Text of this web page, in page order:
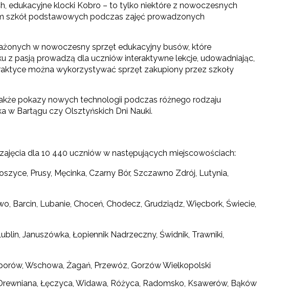
edukacyjne klocki Kobro – to tylko niektóre z nowoczesnych
szkół podstawowych podczas zajęć prowadzonych
w nowoczesny sprzęt edukacyjny busów, które
z pasją prowadzą dla uczniów interaktywne lekcje, udowadniając,
można wykorzystywać sprzęt zakupiony przez szkoły
pokazy nowych technologii podczas różnego rodzaju
w Bartągu czy Olsztyńskich Dni Nauki.
dla 10 440 uczniów w następujących miejscowościach:
Prusy, Męcinka, Czarny Bór, Szczawno Zdrój, Lutynia,
Barcin, Lubanie, Choceń, Chodecz, Grudziądz, Więcbork, Świecie,
Januszówka, Łopiennik Nadrzeczny, Świdnik, Trawniki,
Wschowa, Żagań, Przewóz, Gorzów Wielkopolski
Łęczyca, Widawa, Różyca, Radomsko, Ksawerów, Bąków